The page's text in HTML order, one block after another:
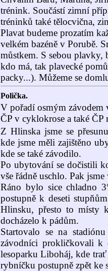
trénink. Součástí zimní
tréninků také tělocvična,
Plavat budeme prozatím
velkém bazéně v Porubě.
můstkem. S sebou plavky,
kdo má, tak plavecké
packy...). Můžeme se
Polička.
V pořadí osmým závodem
ČP v cyklokrose a také ČP
Z Hlinska jsme se
kde jsme měli zajištěno
kde se také závodilo.
Po ubytování se dočistili
vše řádně uschlo. Pak
Ráno bylo sice chladno
postupně k deseti
Hlinsku, přesto to místy
docházelo k pádům.
Startovalo se na
závodníci prokličkovali k
lesoparku Liboháj, kde
rybníčku postupně zpět ke